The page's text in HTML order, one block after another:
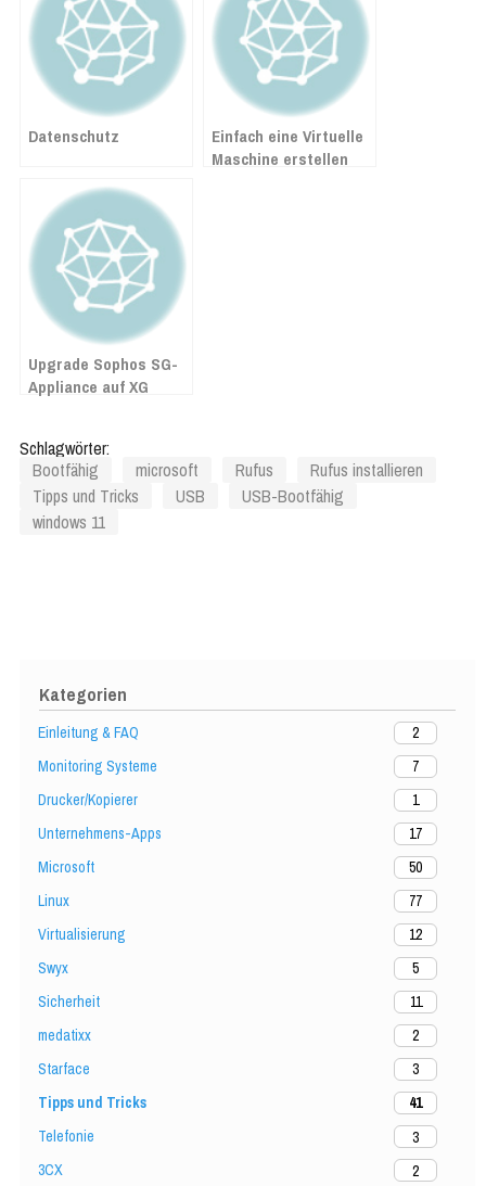
Kategorien
Einleitung & FAQ
2
Monitoring Systeme
7
Drucker/Kopierer
1
Unternehmens-Apps
17
Microsoft
50
Linux
77
Virtualisierung
12
Swyx
5
Sicherheit
11
medatixx
2
Starface
3
Tipps und Tricks
41
Telefonie
3
3CX
2
Datenschutz
Einfach eine Virtuelle
Maschine erstellen
Upgrade Sophos SG-
Appliance auf XG
Schlagwörter:
Bootfähig
microsoft Rufus
Rufus installieren
Tipps und Tricks
USB
USB-Bootfähig
windows 11